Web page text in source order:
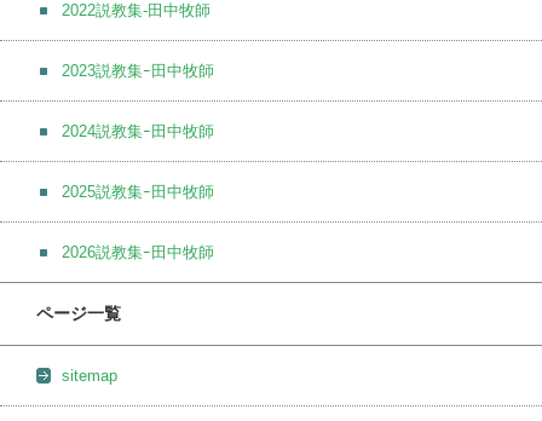
2022説教集-田中牧師
2023説教集ｰ田中牧師
2024説教集ｰ田中牧師
2025説教集ｰ田中牧師
2026説教集ｰ田中牧師
ページ一覧
sitemap